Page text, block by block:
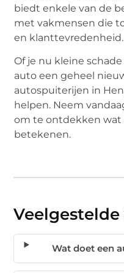
biedt enkele van de
met vakmensen die
en klanttevredenheid.
Of je nu kleine
auto een geheel
autospuiterijen in
helpen. Neem
om te ontdekken wat
betekenen.
Veelgestelde
Wat doet een